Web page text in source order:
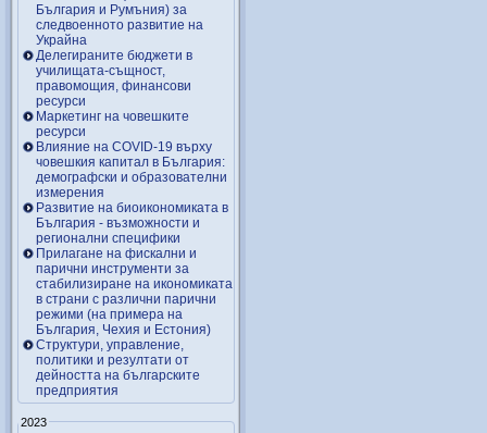
България и Румъния) за
следвоенното развитие на
Украйна
Делегираните бюджети в
училищата-същност,
правомощия, финансови
ресурси
Маркетинг на човешките
ресурси
Влияние на COVID-19 върху
човешкия капитал в България:
демографски и образователни
измерения
Развитие на биоикономиката в
България - възможности и
регионални специфики
Прилагане на фискални и
парични инструменти за
стабилизиране на икономиката
в страни с различни парични
режими (на примера на
България, Чехия и Естония)
Структури, управление,
политики и резултати от
дейността на българските
предприятия
2023